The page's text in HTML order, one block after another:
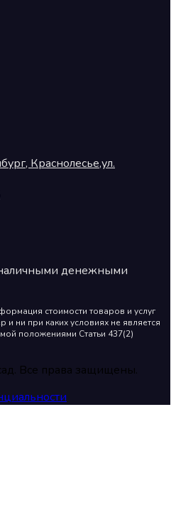
Краснолесье,ул.
наличными денежными
стоимости товаров и услуг
ни при каких условиях не является
положениями Статьи 437(2)
Все права защищены.